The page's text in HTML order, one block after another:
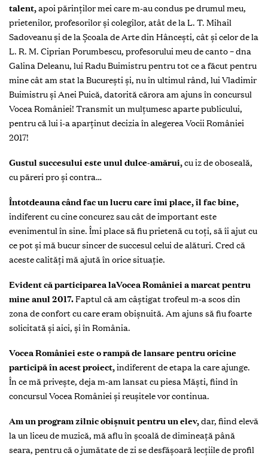
talent,apoi părinţilor mei care m-au condus pe drumul meu,
prietenilor, profesorilor şi colegilor, atât de la L. T. Mihail
Sadoveanu şi de la Şcoala de Arte din Hânceşti, cât şi celor de la
L. R. M. Ciprian Porumbescu, profesorului meu de canto – dna
Galina Deleanu, lui Radu Buimistru pentru tot ce a făcut pentru
mine cât am stat la Bucureşti şi, nu în ultimul rând, lui Vladimir
Buimistru şi Anei Puică, datorită cărora am ajuns în concursul
Vocea României! Transmit un mulţumesc aparte publicului,
pentru că lui i-a aparţinut decizia în alegerea Vocii României
2017!
Gustul succesului este unul dulce-amărui,cu iz de oboseală,
cu păreri pro şi contra…
Întotdeauna când fac un lucru care îmi place, îl fac bine,
indiferent cu cine concurez sau cât de important este
evenimentul în sine. Îmi place să fiu prietenă cu toţi, să îi ajut cu
ce pot şi mă bucur sincer de succesul celui de alături. Cred că
aceste calităţi mă ajută în orice situaţie.
Evident că participarea laVocea României a marcat pentru
mine anul 2017.Faptul că am câştigat trofeul m-a scos din
zona de confort cu care eram obişnuită. Am ajuns să fiu foarte
solicitată şi aici, şi în România.
Vocea României este o rampă de lansare pentru oricine
participă în acest proiect,indiferent de etapa la care ajunge.
În ce mă priveşte, deja m-am lansat cu piesa Măşti, fiind în
concursul Vocea României şi reuşitele vor continua.
Am un program zilnic obişnuit pentru un elev,dar, fiind elevă
la un liceu de muzică, mă aflu în şcoală de dimineaţă până
seara, pentru că o jumătate de zi se desfăşoară lecţiile de profil